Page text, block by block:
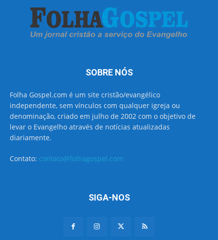
SOBRE NÓS
Folha Gospel.com é um site cristão/evangélico
independente, sem vínculos com qualquer igreja ou
denominação, criado em julho de 2002 com o objetivo de
levar o Evangelho através de notícias atualizadas
diariamente.
Contato: contato@folhagospel.com
SIGA-NOS